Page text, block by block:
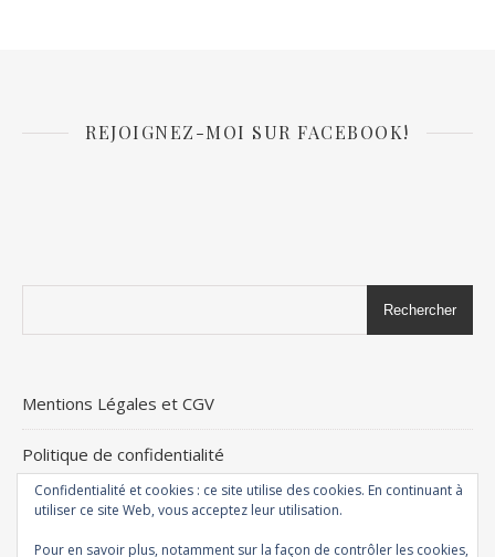
REJOIGNEZ-MOI SUR FACEBOOK!
Rechercher
Mentions Légales et CGV
Politique de confidentialité
+ d’infos
Confidentialité et cookies : ce site utilise des cookies. En continuant à
utiliser ce site Web, vous acceptez leur utilisation.
Pour en savoir plus, notamment sur la façon de contrôler les cookies,